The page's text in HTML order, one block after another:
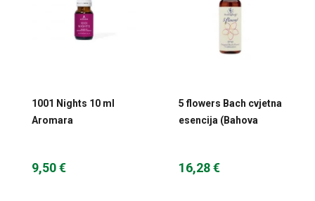
1001 Nights 10 ml
Aromara
9,50 €
5 flowers Bach cvjetna
esencija (Bahova
16,28 €